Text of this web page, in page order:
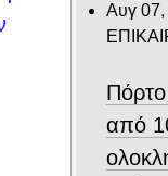
Αυγ
από